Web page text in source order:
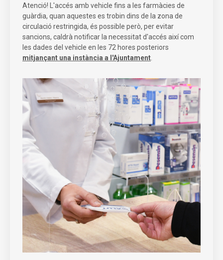
Atenció! L'accés amb vehicle fins a les farmàcies de
guàrdia, quan aquestes es trobin dins de la zona de
circulació restringida, és possible però, per evitar
sancions, caldrà notificar la necessitat d'accés així com
les dades del vehicle en les 72 hores posteriors
mitjançant una instància a l'Ajuntament